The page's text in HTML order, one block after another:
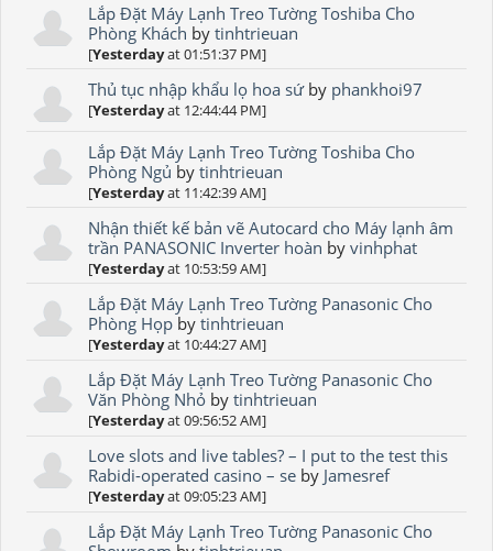
Lắp Đặt Máy Lạnh Treo Tường Toshiba Cho
Phòng Khách bytinhtrieuan
[Yesterdayat 01:51:37 PM]
Thủ tục nhập khẩu lọ hoa sứby phankhoi97
[Yesterdayat 12:44:44 PM]
Lắp Đặt Máy Lạnh Treo Tường Toshiba Cho
Phòng Ngủ bytinhtrieuan
[Yesterdayat 11:42:39 AM]
Nhận thiết kế bản vẽ Autocard cho Máy lạnh âm
trần PANASONIC Inverter hoàn byvinhphat
[Yesterdayat 10:53:59 AM]
Lắp Đặt Máy Lạnh Treo Tường Panasonic Cho
Phòng Họp bytinhtrieuan
[Yesterdayat 10:44:27 AM]
Lắp Đặt Máy Lạnh Treo Tường Panasonic Cho
Văn Phòng Nhỏ bytinhtrieuan
[Yesterdayat 09:56:52 AM]
Love slots and live tables? – I put to the test this
Rabidi-operated casino – se by Jamesref
[Yesterdayat 09:05:23 AM]
Lắp Đặt Máy Lạnh Treo Tường Panasonic Cho